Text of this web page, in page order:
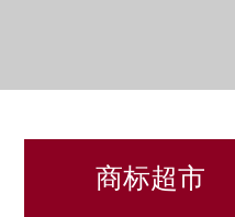
商标超市